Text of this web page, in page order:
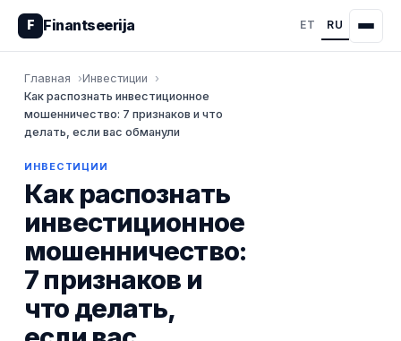
F Finantseerija ET RU
Главная
Инвестиции
Как распознать инвестиционное
мошенничество: 7 признаков и что
делать, если вас обманули
ИНВЕСТИЦИИ
Как распознать
инвестиционное
мошенничество:
7 признаков и
что делать,